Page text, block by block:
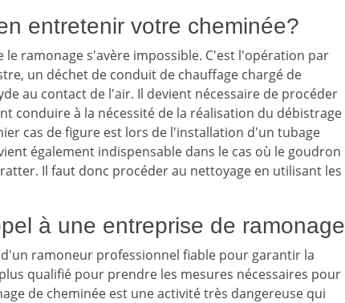
entretenir votre cheminée?
le ramonage s'avère impossible. C'est l'opération par
un déchet de conduit de chauffage chargé de
au contact de l'air. Il devient nécessaire de procéder
conduire à la nécessité de la réalisation du débistrage
cas de figure est lors de l'installation d'un tubage
également indispensable dans le cas où le goudron
Il faut donc procéder au nettoyage en utilisant les
à une entreprise de ramonage
ramoneur professionnel fiable pour garantir la
qualifié pour prendre les mesures nécessaires pour
de cheminée est une activité très dangereuse qui